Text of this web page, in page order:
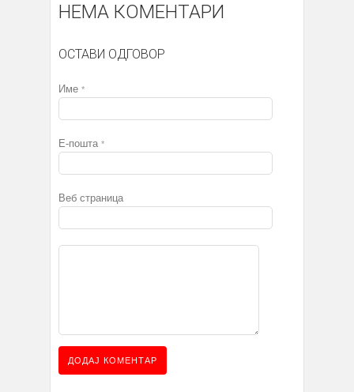
НЕМА КОМЕНТАРИ
ОСТАВИ ОДГОВОР
Име *
Е-пошта *
Веб страница